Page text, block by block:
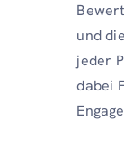
und
jeder
dabei